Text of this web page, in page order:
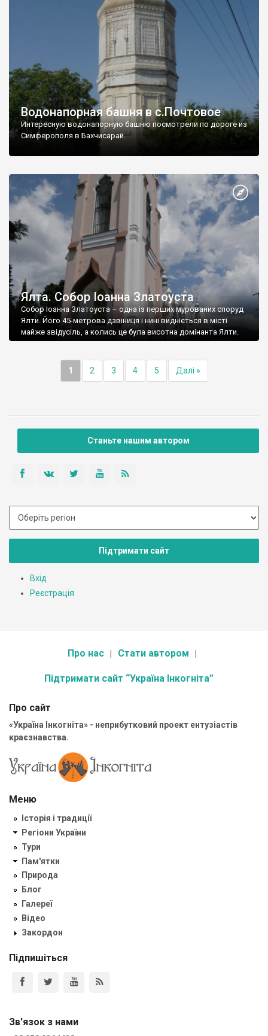
Водонапорная башня в с.Почтовое
Интересную водонапорную башню посмотрели по дороге из
Симферополя в Бахчисарай.
Ялта. Собор Іоанна Златоуста
Собор Іоанна Златоуста – одна із перших мурованих споруд
Ялти. Його 45-метрова дзвіниця і нині видніється в місті
майже звідусіль, а колись це була висотна домінанта Ялти.
1 2 3 4 5 Далі »
Станьте нашим автором
Підтримати сайт
Вхід
Реєстрація
Про нас Стати автором
Підтримати сайт “Україна Інкогніта”
Про сайт
«Україна Інкогніта» - неприбутковий проект ентузіастів
краєзнавства.
Меню
Історія і традиції
Регіони України
Тури
Пам'ятки
Природа
Блог
Галереї
Відео
Закордон
Підпишіться
Зв'язок з нами